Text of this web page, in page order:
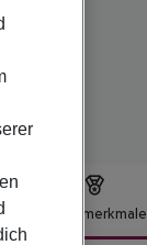
Hotelmerkmale